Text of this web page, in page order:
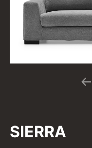
SIERRA